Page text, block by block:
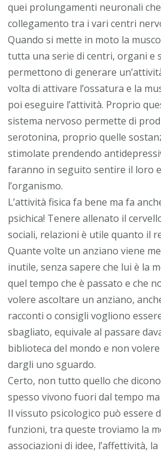
quei prolungamenti neuronali
collegamento tra i vari centri
Quando si mette in moto la
tutta una serie di centri, organi e
permettono di generare
volta di attivare l’ossatura e la
poi eseguire l’attività. Proprio
sistema nervoso permette di
serotonina, proprio quelle
stimolate prendendo
faranno in seguito sentire il loro
l’organismo.
L’attività fisica fa bene ma fa
psichica! Tenere allenato il
sociali, relazioni è utile quanto il
Quante volte un anziano viene
inutile, senza sapere che lui è la
quel tempo che è passato e che
volere ascoltare un anziano,
racconti o consigli vogliono
sbagliato, equivale al passare
biblioteca del mondo e non
dargli uno sguardo.
Certo, non tutto quello che
spesso vivono fuori dal tempo
Il vissuto psicologico può essere
funzioni, tra queste troviamo la
associazioni di idee, l’affettività,